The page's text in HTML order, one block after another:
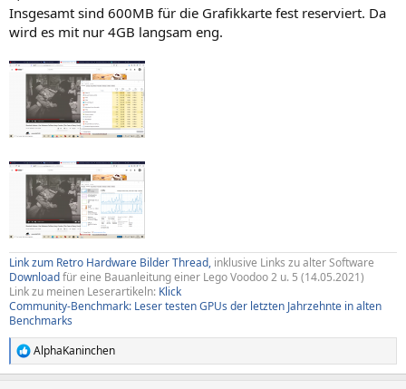
Insgesamt sind 600MB für die Grafikkarte fest reserviert. Da
wird es mit nur 4GB langsam eng.
Link zum Retro Hardware Bilder Thread, inklusive Links zu alter Software
Downloadfür eine Bauanleitung einer Lego Voodoo 2 u. 5 (14.05.2021)
Link zu meinen Leserartikeln: Klick
Community-Benchmark: Leser testen GPUs der letzten Jahrzehnte in alten
Benchmarks
R
e
AlphaKaninchen